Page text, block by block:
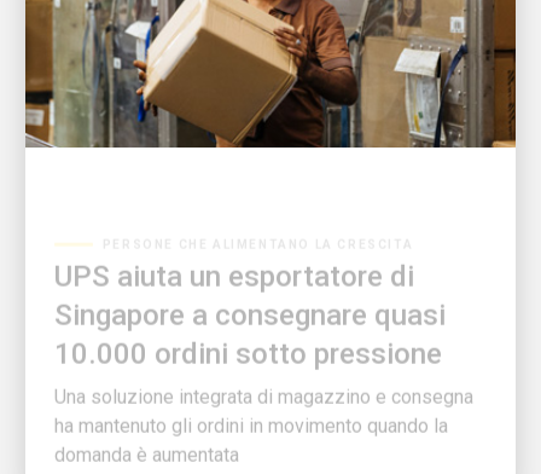
UPS aiuta un esportatore di
Singapore a consegnare quasi
10.000 ordini sotto pressione
Una soluzione integrata di magazzino e consegna
ha mantenuto gli ordini in movimento quando la
domanda è aumentata